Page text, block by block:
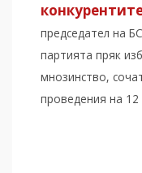
председател на
партията пряк
мнозинство,
проведения на 12